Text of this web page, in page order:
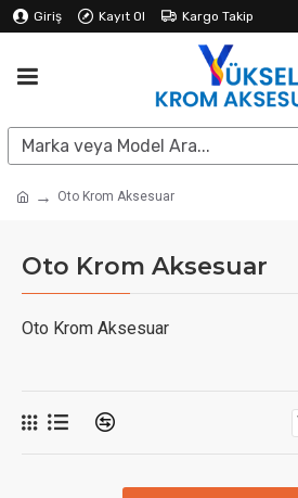
Giriş Kayıt Ol Kargo Takip
Oto Krom Aksesuar
Oto Krom Aksesuar
Oto Krom Aksesuar